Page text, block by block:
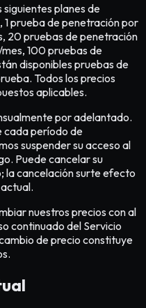
siguientes planes de
prueba de penetración por
20 pruebas de penetración
100 pruebas de
disponibles pruebas de
Todos los precios
aplicables.
por adelantado.
cada período de
suspender su acceso al
Puede cancelar su
la cancelación surte efecto
nuestros precios con al
continuado del Servicio
de precio constituye